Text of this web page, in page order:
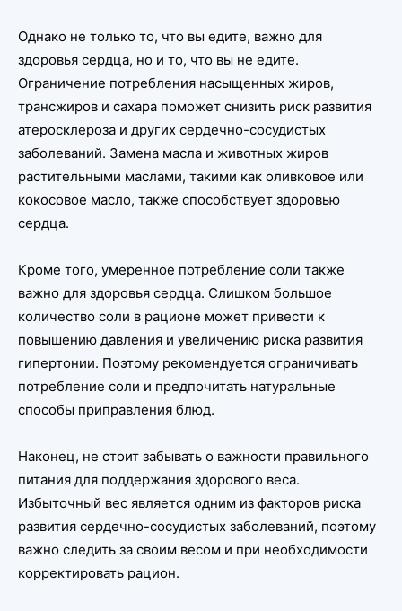
Однако не только то, что вы едите, важно для
здоровья сердца, но и то, что вы не едите.
Ограничение потребления насыщенных жиров,
трансжиров и сахара поможет снизить риск развития
атеросклероза и других сердечно-сосудистых
заболеваний. Замена масла и животных жиров
растительными маслами, такими как оливковое или
кокосовое масло, также способствует здоровью
сердца.
Кроме того, умеренное потребление соли также
важно для здоровья сердца. Слишком большое
количество соли в рационе может привести к
повышению давления и увеличению риска развития
гипертонии. Поэтому рекомендуется ограничивать
потребление соли и предпочитать натуральные
способы приправления блюд.
Наконец, не стоит забывать о важности правильного
питания для поддержания здорового веса.
Избыточный вес является одним из факторов риска
развития сердечно-сосудистых заболеваний, поэтому
важно следить за своим весом и при необходимости
корректировать рацион.